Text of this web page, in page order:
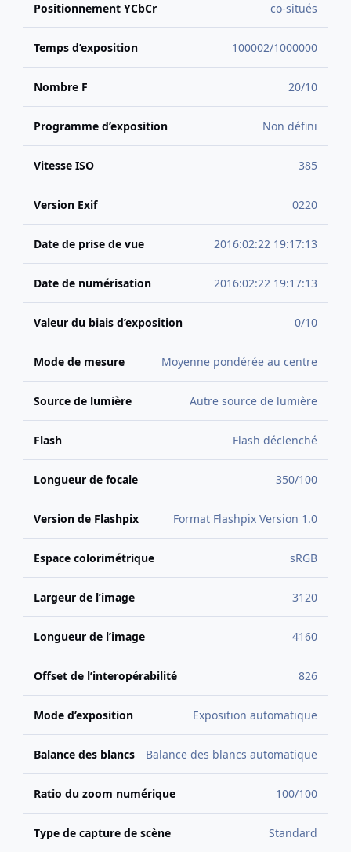
Positionnement YCbCr co-situés
Temps d’exposition 100002/1000000
Nombre F 20/10
Programme d’exposition Non défini
Vitesse ISO 385
Version Exif 0220
Date de prise de vue 2016:02:22 19:17:13
Date de numérisation 2016:02:22 19:17:13
Valeur du biais d’exposition 0/10
Mode de mesure Moyenne pondérée au centre
Source de lumière Autre source de lumière
Flash Flash déclenché
Longueur de focale 350/100
Version de Flashpix Format Flashpix Version 1.0
Espace colorimétrique sRGB
Largeur de l’image 3120
Longueur de l’image 4160
Offset de l’interopérabilité 826
Mode d’exposition Exposition automatique
Balance des blancs Balance des blancs automatique
Ratio du zoom numérique 100/100
Type de capture de scène Standard